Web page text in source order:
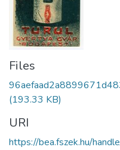
Files
(193.33 KB)
URI
https://bea.fszek.hu/